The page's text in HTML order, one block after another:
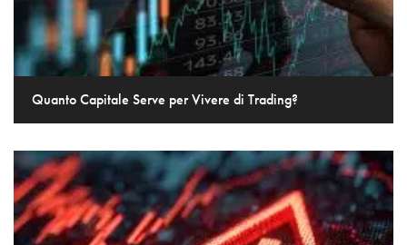
Quanto Capitale Serve per Vivere di Trading?